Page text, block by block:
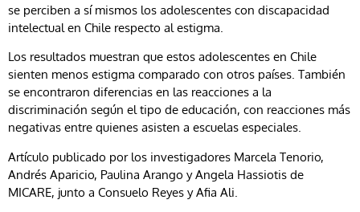
se perciben a sí mismos los adolescentes con discapacidad
intelectual en Chile respecto al estigma.
Los resultados muestran que estos adolescentes en Chile
sienten menos estigma comparado con otros países. También
se encontraron diferencias en las reacciones a la
discriminación según el tipo de educación, con reacciones más
negativas entre quienes asisten a escuelas especiales.
Artículo publicado por los investigadores Marcela Tenorio,
Andrés Aparicio, Paulina Arango y Angela Hassiotis de
MICARE, junto a Consuelo Reyes y Afia Ali.